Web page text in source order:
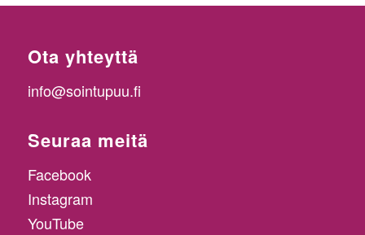
Ota yhteyttä
info@sointupuu.fi
Seuraa meitä
Facebook
Instagram
YouTube